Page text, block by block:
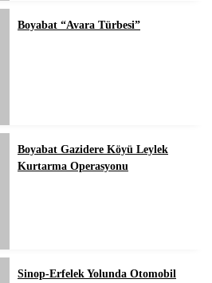
Boyabat “Avara Türbesi”
Boyabat Gazidere Köyü Leylek
Kurtarma Operasyonu
Sinop-Erfelek Yolunda Otomobil